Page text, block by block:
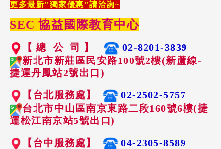
更多最新"獨家優惠"請洽詢~
SEC 協益國際教育中心
【 總 公 司 】
02-8201-3839
新北市新莊區民安路100號2樓(新蘆線-
捷運丹鳳站2號出口)
【台北服務處】
02-2502-5757
台北市中山區南京東路二段160號6樓(捷
運松江南京站5號出口)
【台中服務處】
04-2305-8589